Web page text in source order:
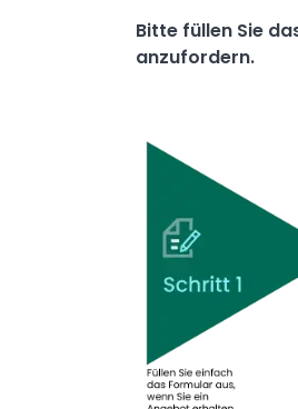
Bitte füllen Sie
anzufordern.
Image